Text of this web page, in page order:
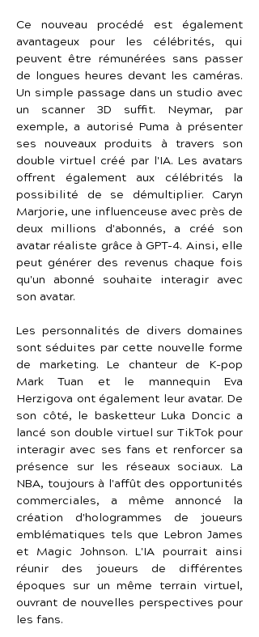
Ce nouveau procédé est également
avantageux pour les célébrités, qui
peuvent être rémunérées sans passer
de longues heures devant les caméras.
Un simple passage dans un studio avec
un scanner 3D suffit. Neymar, par
exemple, a autorisé Puma à présenter
ses nouveaux produits à travers son
double virtuel créé par l'IA. Les avatars
offrent également aux célébrités la
possibilité de se démultiplier. Caryn
Marjorie, une influenceuse avec près de
deux millions d'abonnés, a créé son
avatar réaliste grâce à GPT-4. Ainsi, elle
peut générer des revenus chaque fois
qu'un abonné souhaite interagir avec
son avatar.
Les personnalités de divers domaines
sont séduites par cette nouvelle forme
de marketing. Le chanteur de K-pop
Mark Tuan et le mannequin Eva
Herzigova ont également leur avatar. De
son côté, le basketteur Luka Doncic a
lancé son double virtuel sur TikTok pour
interagir avec ses fans et renforcer sa
présence sur les réseaux sociaux. La
NBA, toujours à l'affût des opportunités
commerciales, a même annoncé la
création d'hologrammes de joueurs
emblématiques tels que Lebron James
et Magic Johnson. L'IA pourrait ainsi
réunir des joueurs de différentes
époques sur un même terrain virtuel,
ouvrant de nouvelles perspectives pour
les fans.